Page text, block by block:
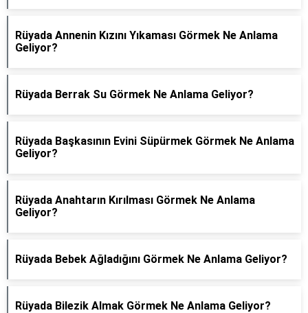
Rüyada Annenin Kızını Yıkaması Görmek Ne Anlama
Geliyor?
Rüyada Berrak Su Görmek Ne Anlama Geliyor?
Rüyada Başkasının Evini Süpürmek Görmek Ne Anlama
Geliyor?
Rüyada Anahtarın Kırılması Görmek Ne Anlama
Geliyor?
Rüyada Bebek Ağladığını Görmek Ne Anlama Geliyor?
Rüyada Bilezik Almak Görmek Ne Anlama Geliyor?